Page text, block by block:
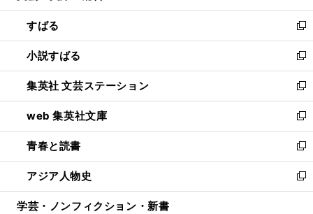
開
く
ウ
で
開
く
ン
ド
ウ
で
開
く
すばる
新
し
い
ウ
ィ
ン
ド
ウ
で
開
く
小説すばる
新
し
い
ウ
ィ
ン
ド
ウ
で
開
集英社 文芸ステーション
新
し
い
ウ
ィ
ン
ド
ウ
web 集英社文庫
新
し
い
ウ
ィ
ン
青春と読書
新
し
い
ウ
アジア人物史
新
し
学芸・ノンフィクション・新書